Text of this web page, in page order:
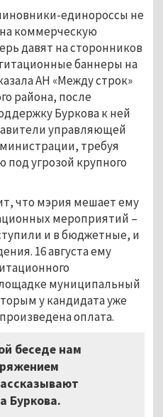
единороссы не
коммерческую
давят на сторонников
баннеры на
АН «Между строк»
района, после
Буркова к ней
управляющей
требуя
угрозой крупного
что мэрия мешает ему
мероприятий –
и в бюджетные, и
16 августа ему
муниципальный
у кандидата уже
оплата.
беседе нам
Буркова.